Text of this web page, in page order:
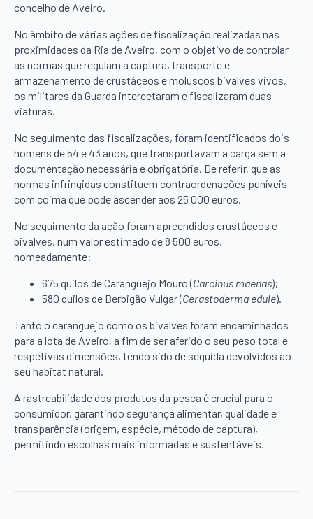
concelho de Aveiro.
No âmbito de várias ações de fiscalização realizadas nas
proximidades da Ria de Aveiro, com o objetivo de controlar
as normas que regulam a captura, transporte e
armazenamento de crustáceos e moluscos bivalves vivos,
os militares da Guarda intercetaram e fiscalizaram duas
viaturas.
No seguimento das fiscalizações, foram identificados dois
homens de 54 e 43 anos, que transportavam a carga sem a
documentação necessária e obrigatória. De referir, que as
normas infringidas constituem contraordenações puníveis
com coima que pode ascender aos 25 000 euros.
No seguimento da ação foram apreendidos crustáceos e
bivalves, num valor estimado de 8 500 euros,
nomeadamente:
675 quilos de Caranguejo Mouro (Carcinus maenas);
580 quilos de Berbigão Vulgar (Cerastoderma edule).
Tanto o caranguejo como os bivalves foram encaminhados
para a lota de Aveiro, a fim de ser aferido o seu peso total e
respetivas dimensões, tendo sido de seguida devolvidos ao
seu habitat natural.
A rastreabilidade dos produtos da pesca é crucial para o
consumidor, garantindo segurança alimentar, qualidade e
transparência (origem, espécie, método de captura),
permitindo escolhas mais informadas e sustentáveis.